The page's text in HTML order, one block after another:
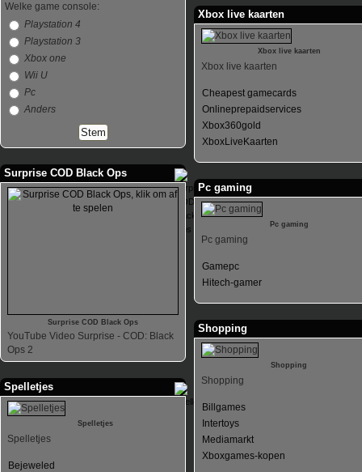
Welke game console:
Playstation 4
Playstation 3
Xbox one
Wii U
Pc
Anders
Surprise COD Black Ops
Surprise COD Black Ops
YouTube Video Surprise - COD: Black
Ops 2
Spelletjes
Spelletjes
Spelletjes
Bejeweled
Xbox live kaarten
Xbox live kaarten
Xbox live kaarten
Cheapest gamecards
Onlineprepaidservices
Xbox360gold
XboxLiveKaarten
Pc gaming
Pc gaming
Pc gaming
Gamepc
Hitech-gamer
Shopping
Shopping
Shopping
Billgames
Intertoys
Mediamarkt
Xboxgames-kopen